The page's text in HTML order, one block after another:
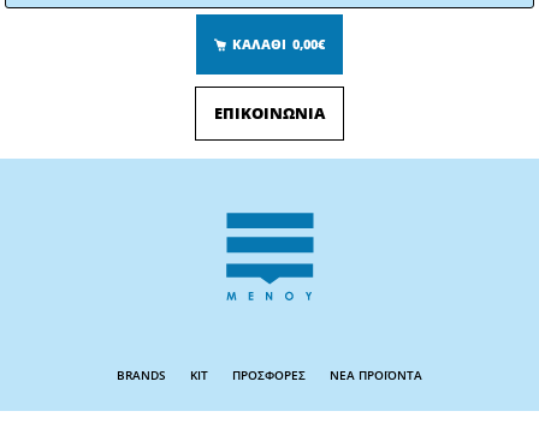
ΚΑΛΑΘΙ 0,00€
ΕΠΙΚΟΙΝΩΝΙΑ
Menu
BRANDS KIT ΠΡΟΣΦΟΡΕΣ ΝΕΑ ΠΡΟΪΟΝΤΑ